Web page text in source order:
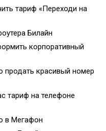
тариф «Переходи на
Билайн
корпоративный
продать красивый номер
тариф на телефоне
в Мегафон